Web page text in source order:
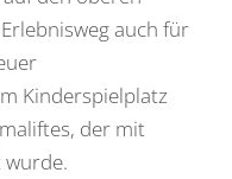
auch für
Kinderspielplatz
der mit